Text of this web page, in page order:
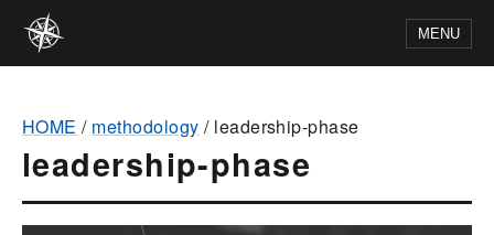
MENU
HOME / methodology / leadership-phase
leadership-phase